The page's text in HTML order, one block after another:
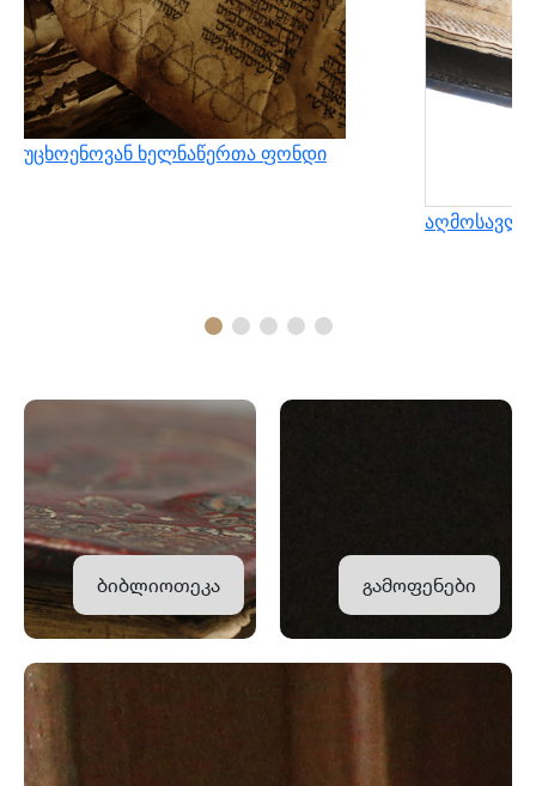
უცხოენოვან ხელნაწერთა ფონდი
ბიბლიოთეკა გამოფენები